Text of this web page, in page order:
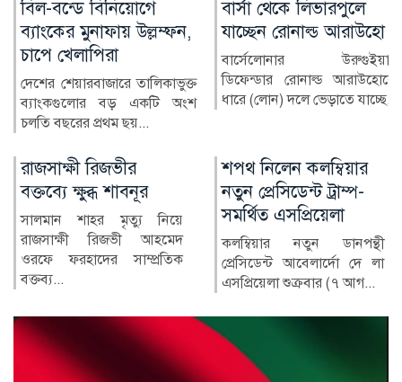
বার্সা থেকে লিভারপুলে
যাচ্ছেন রোনাল্ড আরাউহো
বার্সেলোনার উরুগুইয়ান
ডিফেন্ডার রোনাল্ড আরাউহোকে
ধারে (লোন) দলে ভেড়াতে যাচ্ছে...
চিকিৎসক নিরাপদ
থাকলেই বদলাবে
স্বাস্থ্যসেবার চিত্র
বাংলাদেশের স্বাস্থ্য খাতে গত
কয়েক দশকে উল্লেখযোগ্য
শপথ নিলেন কলম্বিয়ার
নতুন প্রেসিডেন্ট ট্রাম্প-
সমর্থিত এসপ্রিয়েলা
কলম্বিয়ার নতুন ডানপন্থী
প্রেসিডেন্ট আবেলার্দো দে লা
এসপ্রিয়েলা শুক্রবার (৭ আগ...
নিলামে উঠছে
ম্যারাডোনার ‘হ্যান্ড অব
গড’ গোলের বল
ফুটবল ইতিহাসের অন্যতম
আলোচিত মুহূর্তের সাক্ষী হতে
যাচ্ছে একটি বল। ১৯৮৬